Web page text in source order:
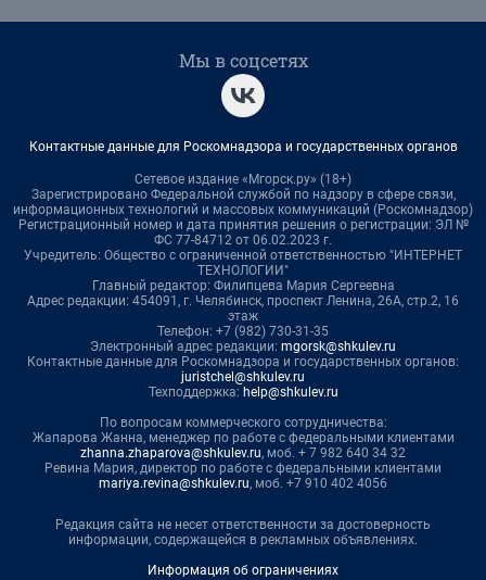
Мы в соцсетях
Контактные данные для Роскомнадзора и государственных органов
Сетевое издание «Мгорск.ру» (18+)
Зарегистрировано Федеральной службой по надзору в сфере связи,
информационных технологий и массовых коммуникаций (Роскомнадзор)
Регистрационный номер и дата принятия решения о регистрации: ЭЛ №
ФС 77-84712 от 06.02.2023 г.
Учредитель: Общество с ограниченной ответственностью "ИНТЕРНЕТ
ТЕХНОЛОГИИ"
Главный редактор: Филипцева Мария Сергеевна
Адрес редакции: 454091, г. Челябинск, проспект Ленина, 26А, стр.2, 16
этаж
Телефон: +7 (982) 730-31-35
Электронный адрес редакции: mgorsk@shkulev.ru
Контактные данные для Роскомнадзора и государственных органов:
juristchel@shkulev.ru
Техподдержка: help@shkulev.ru
По вопросам коммерческого сотрудничества:
Жапарова Жанна, менеджер по работе с федеральными клиентами
zhanna.zhaparova@shkulev.ru, моб. + 7 982 640 34 32
Ревина Мария, директор по работе с федеральными клиентами
mariya.revina@shkulev.ru, моб. +7 910 402 4056
Редакция сайта не несет ответственности за достоверность
информации, содержащейся в рекламных объявлениях.
Информация об ограничениях